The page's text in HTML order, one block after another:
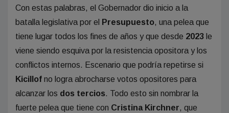
Con estas palabras, el Gobernador dio inicio a la
batalla legislativa por el
Presupuesto, una pelea que
tiene lugar todos los fines de años y que desde 2023 le
viene siendo esquiva por la resistencia opositora y los
conflictos internos. Escenario que podría repetirse si
Kicillof no logra abrocharse votos opositores para
alcanzar los dos tercios. Todo esto sin nombrar la
fuerte pelea que tiene con Cristina Kirchner, que